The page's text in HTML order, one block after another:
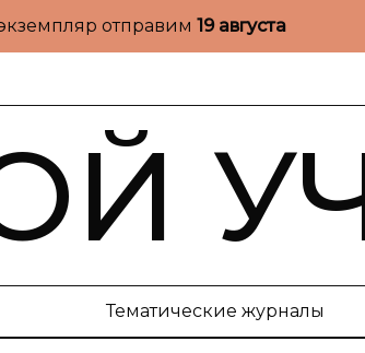
отправим 19 августа
Тематические журналы